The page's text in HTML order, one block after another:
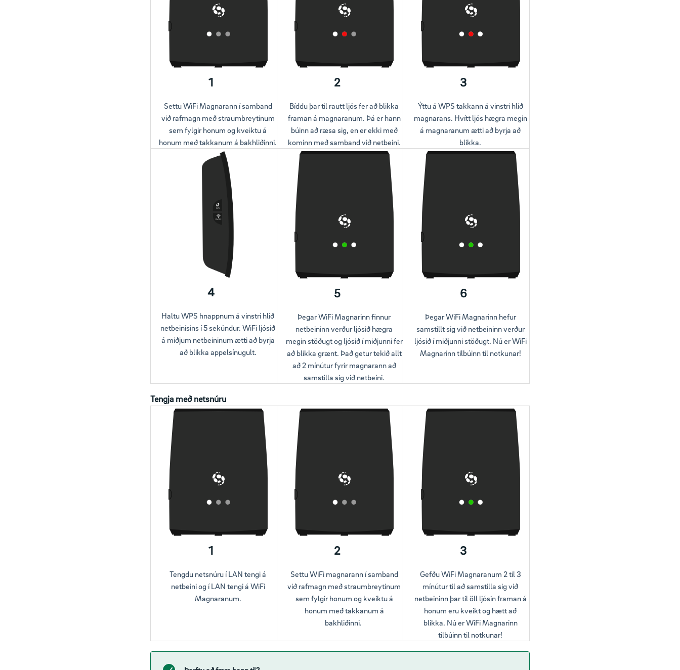
1
Settu WiFi Magnarann í samband
við rafmagn með straumbreytinum
sem fylgir honum og kveiktu á
honum með takkanum á bakhliðinni.
2
Bíddu þar til rautt ljós fer að blikka
framan á magnaranum. Þá er hann
búinn að ræsa sig, en er ekki með
kominn með samband við netbeini.
3
Ýttu á WPS takkann á vinstri hlið
magnarans. Hvítt ljós hægra megin
á magnaranum ætti að byrja að
blikka.
4
Haltu WPS hnappnum á vinstri hlið
netbeinisins í 5 sekúndur. WiFi ljósið
á miðjum netbeininum ætti að byrja
að blikka appelsínugult.
5
Þegar WiFi Magnarinn finnur
netbeininn verður ljósið hægra
megin stöðugt og ljósið í miðjunni fer
að blikka grænt. Það getur tekið allt
að 2 mínútur fyrir magnarann að
samstilla sig við netbeini.
6
Þegar WiFi Magnarinn hefur
samstillt sig við netbeininn verður
ljósið í miðjunni stöðugt. Nú er WiFi
Magnarinn tilbúinn til notkunar!
Tengja með netsnúru
1
Tengdu netsnúru í LAN tengi á
netbeini og í LAN tengi á WiFi
Magnaranum.
2
Settu WiFi magnarann í samband
við rafmagn með straumbreytinum
sem fylgir honum og kveiktu á
honum með takkanum á
bakhliðinni.
3
Gefðu WiFi Magnaranum 2 til 3
mínútur til að samstilla sig við
netbeininn þar til öll ljósin framan á
honum eru kveikt og hætt að
blikka. Nú er WiFi Magnarinn
tilbúinn til notkunar!